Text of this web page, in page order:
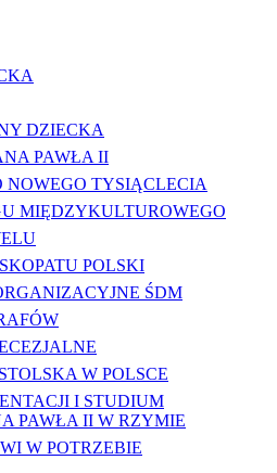
DZIECKA
PAWŁA II
NOWEGO TYSIĄCLECIA
MIĘDZYKULTUROWEGO
POLSKI
ŚDM
W POLSCE
I STUDIUM
PAWŁA II W RZYMIE
W POTRZEBIE